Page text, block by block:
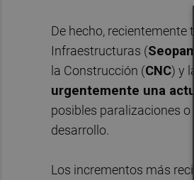
De hecho, recientemente
Infraestructuras (Seopan
la Construcción (CNC) y
urgentemente una
posibles paralizaciones o
desarrollo.
Los incrementos más